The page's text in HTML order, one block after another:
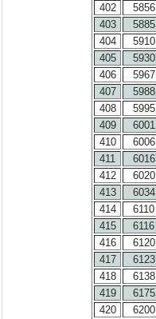
402
5856
403
5885
404
5910
405
5930
406
5967
407
5988
408
5995
409
6001
410
6006
411
6016
412
6020
413
6034
414
6110
415
6116
416
6120
417
6123
418
6138
419
6175
420
6200